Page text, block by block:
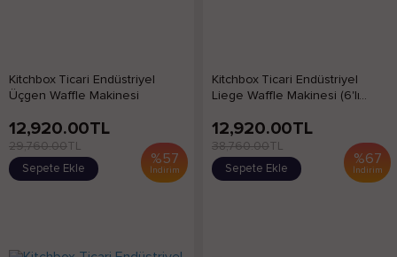
Kitchbox Ticari Endüstriyel
Üçgen Waffle Makinesi
%57
İndirim
12,920.00TL
29,760.00TL
Sepete Ekle
Kitchbox Ticari Endüstriyel
Liege Waffle Makinesi (6'lı...
%67
İndirim
12,920.00TL
38,760.00TL
Sepete Ekle